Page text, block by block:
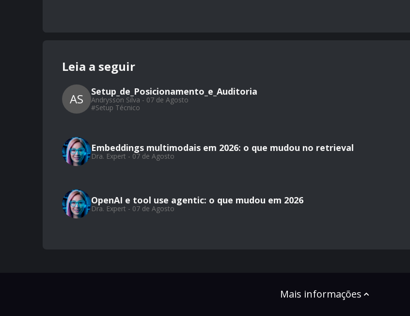
Leia a seguir
AS Setup_de_Posicionamento_e_Auditoria
Andrysson Silva - 07 de Agosto
#Setup Técnico
Embeddings multimodais em 2026: o que mudou no retrieval
Dra. Expert - 07 de Agosto
OpenAI e tool use agentic: o que mudou em 2026
Dra. Expert - 07 de Agosto
Mais informações